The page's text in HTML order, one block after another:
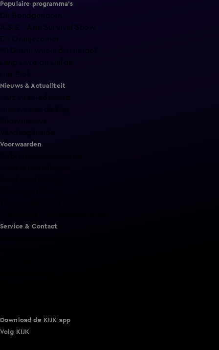
Populaire programma's
De Bondgenoten
A.S.S. - Anti Survival Show
De Oranjezomer
Mi Dushi: wat is dan liefde?
Lang Leve de Liefde
Nieuws & Actualiteit
Voorwaarden
Service & Contact
Download de KIJK app
Volg KIJK